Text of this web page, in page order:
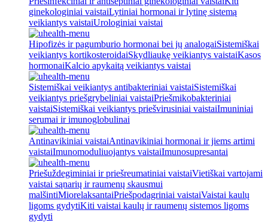
ginekologiniai vaistaiLytiniai hormonai ir lytinę sistemą
veikiantys vaistaiUrologiniai vaistai
Hipofizės ir pagumburio hormonai bei jų analogaiSistemiškai
veikiantys kortikosteroidaiSkydliaukę veikiantys vaistaiKasos
hormonaiKalcio apykaitą veikiantys vaistai
Sistemiškai veikiantys antibakteriniai vaistaiSistemiškai
veikiantys priešgrybeliniai vaistaiPriešmikobakteriniai
vaistaiSistemiškai veikiantys priešvirusiniai vaistaiImuniniai
serumai ir imunoglobulinai
Antinavikiniai vaistaiAntinavikiniai hormonai ir jiems artimi
vaistaiImunomoduliuojantys vaistaiImunosupresantai
Priešuždegiminiai ir priešreumatiniai vaistaiVietiškai vartojami
vaistai sąnarių ir raumenų skausmui
malšintiMiorelaksantaiPriešpodagriniai vaistaiVaistai kaulų
ligoms gydytiKiti vaistai kaulų ir raumenų sistemos ligoms
gydyti